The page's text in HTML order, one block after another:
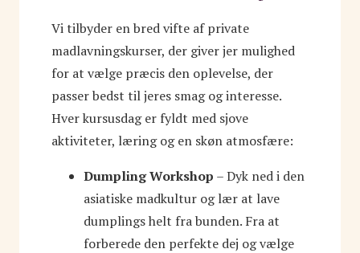
Vi tilbyder en bred vifte af private
madlavningskurser, der giver jer mulighed
for at vælge præcis den oplevelse, der
passer bedst til jeres smag og interesse.
Hver kursusdag er fyldt med sjove
aktiviteter, læring og en skøn atmosfære:
Dumpling Workshop – Dyk ned i den
asiatiske madkultur og lær at lave
dumplings helt fra bunden. Fra at
forberede den perfekte dej og vælge